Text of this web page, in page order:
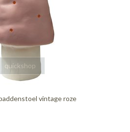
quickshop
vintage roze